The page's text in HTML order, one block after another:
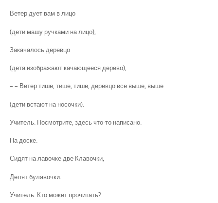
Ветер дует вам в лицо
(дети машу ручками на лицо),
Закачалось деревцо
(дета изображают качающееся дерево),
– – Ветер тише, тише, тише, деревцо все выше, выше
(дети встают на носочки).
Учитель. Посмотрите, здесь что-то написано.
На доске.
Сидят на лавочке две Клавочки,
Делят булавочки.
Учитель. Кто может прочитать?